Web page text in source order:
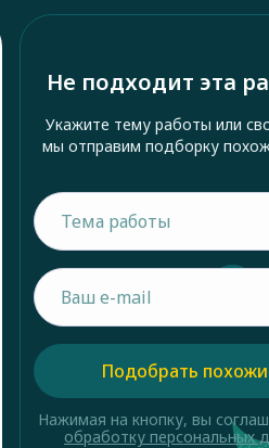
Не подходит эта
Укажите тему работы или
мы отправим подборку
Подобрать
Нажимая на кнопку, вы
обработку персональных